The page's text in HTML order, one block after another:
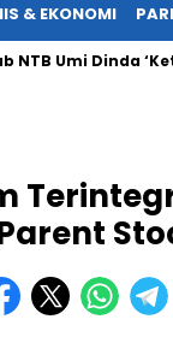
& EKONOMI
Dinda ‘Ketik